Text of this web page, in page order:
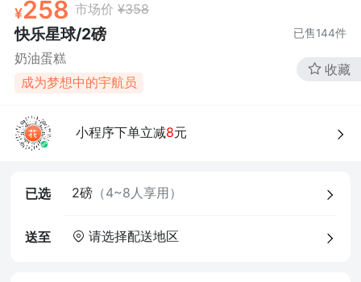
258 市场价 ¥358
快乐星球/2磅 已售144件
奶油蛋糕
成为梦想中的宇航员
收藏
小程序下单立减8元
已选 2磅（4~8人享用）
送至 请选择配送地区